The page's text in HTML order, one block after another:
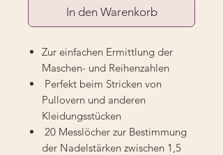
In den Warenkorb
Zur einfachen Ermittlung der
Maschen- und Reihenzahlen
Perfekt beim Stricken von
Pullovern und anderen
Kleidungsstücken
20 Messlöcher zur Bestimmung
der Nadelstärken zwischen 1,5